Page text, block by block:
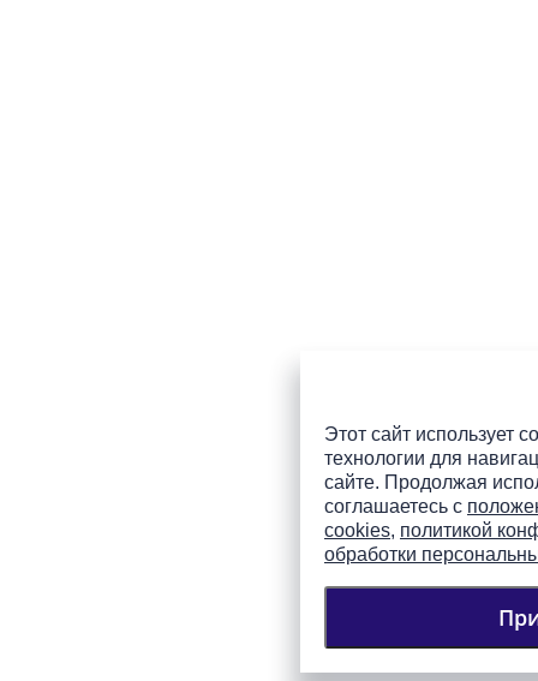
Этот сайт использует
технологии для
сайте. Продолжая
соглашаетесь с
cookies, политикой
обработки